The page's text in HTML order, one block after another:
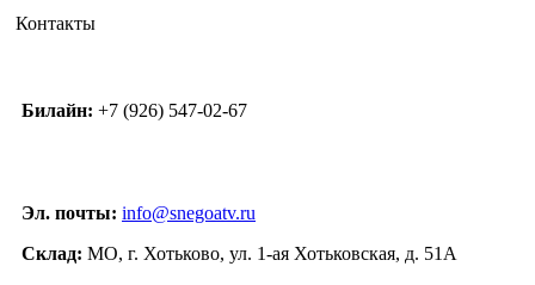
Контакты
Билайн: +7 (926) 547-02-67
Эл. почты: info@snegoatv.ru
Склад: МО, г. Хотьково, ул. 1-ая Хотьковская, д. 51А